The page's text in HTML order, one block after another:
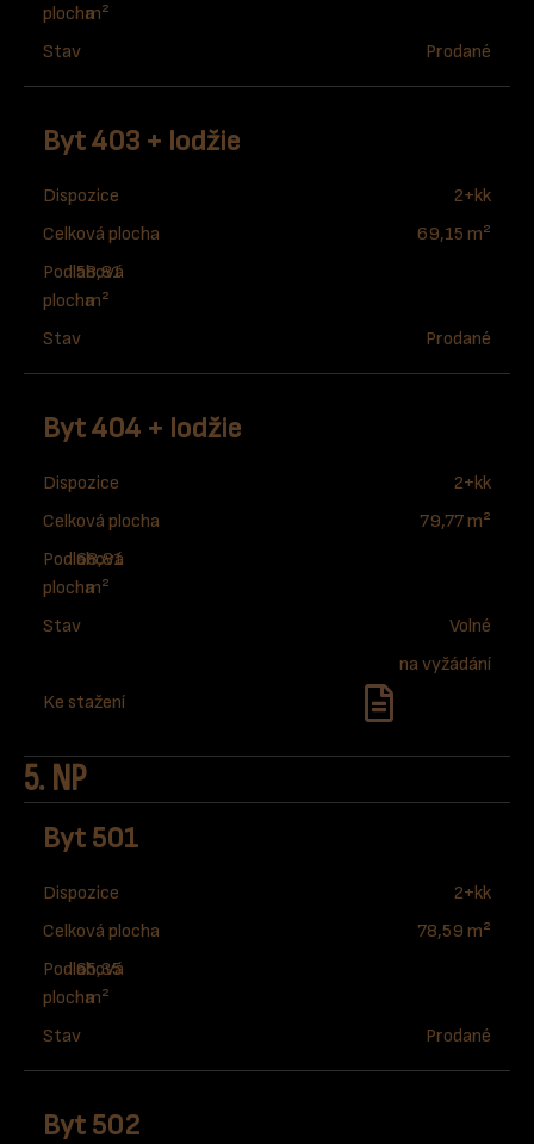
plocham²
Stav
Prodané
Byt 403 + lodžie
Dispozice
2+kk
Celková plocha
69,15 m²
Podlahová
plocha
58,81
m²
Stav
Prodané
Byt 404 + lodžie
Dispozice
2+kk
Celková plocha
79,77 m²
Podlahová
plocha
68,81
m²
Stav
Volné
na vyžádání
Ke stažení
5. NP
Byt 501
Dispozice
2+kk
Celková plocha
78,59 m²
Podlahová
plocha
65,35
m²
Stav
Prodané
Byt 502